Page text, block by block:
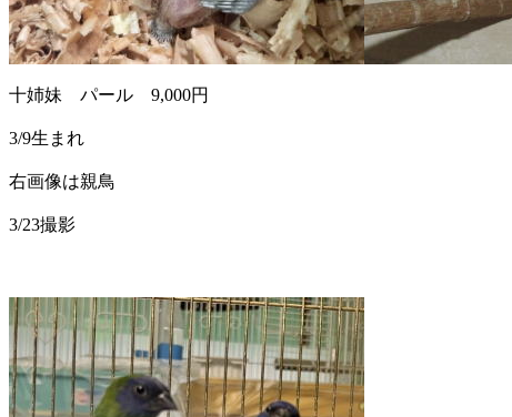
十姉妹 パール 9,000円
3/9生まれ
右画像は親鳥
3/23撮影